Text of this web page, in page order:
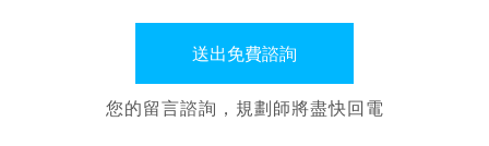
您的留言諮詢，規劃師將盡快回電